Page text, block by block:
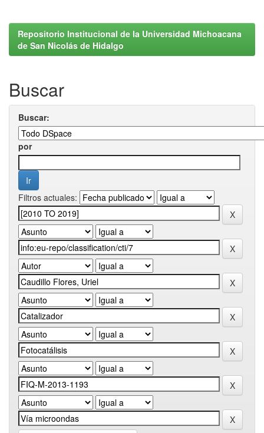
Repositorio Institucional de la Universidad Michoacana
de San Nicolás de Hidalgo
Buscar
Buscar:
por
Filtros actuales: